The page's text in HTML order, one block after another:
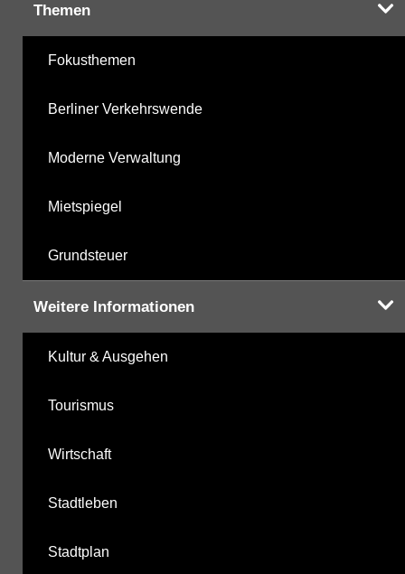
Themen
Fokusthemen
Berliner Verkehrswende
Moderne Verwaltung
Mietspiegel
Grundsteuer
Weitere Informationen
Kultur & Ausgehen
Tourismus
Wirtschaft
Stadtleben
Stadtplan